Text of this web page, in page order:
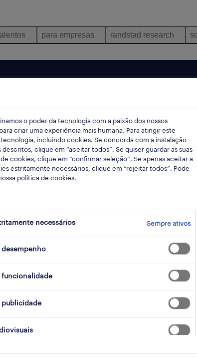
para empresas randstad research
os seus critérios de filtragem para obter
As seguintes acções podem ajudar:
ou palavras-chave e verifique se foi
a sua pesquisa aperfeiçoando a sua
o poder da tecnologia com a paixão dos nossos
criar uma experiência mais humana. Para atingir este
incluindo cookies. Se concorda com a instalação
clique em “aceitar todos”. Se quiser guardar as suas
cookies, clique em “confirmar seleção”. Se apenas aceitar a
estritamente necessários, clique em “rejeitar todos”. Pode
política de cookies.
necessários Sempre ativos
funcionalidade
publicidade